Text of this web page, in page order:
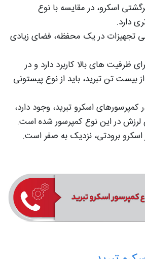
اسکرو، در مقایسه با نوع
دارد.
تجهیزات در یک محفظه، فضای زیادی
ظرفیت های بالا کاربرد دارد و در
بیست تن تبرید، باید از نوع پیستونی
اسکرو تبرید، وجود دارد،
در این نوع کمپرسور شده است.
برودتی، نزدیک به صفر است.